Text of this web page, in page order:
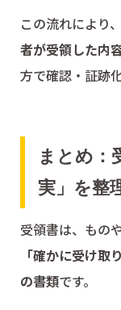
この流れにより、
者が受領した内
方で確認・証跡
まとめ：
実」を整
受領書は、もの
「確かに受け
の書類です。